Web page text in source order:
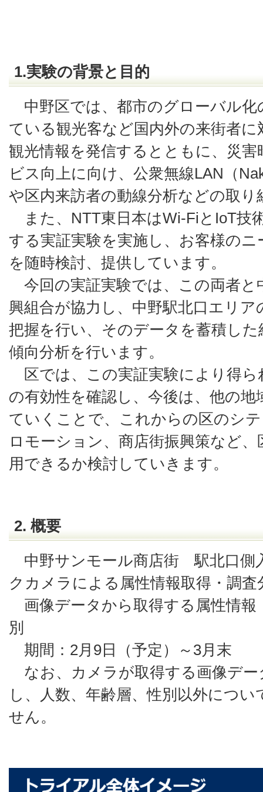
1.実験の背景と目的
中野区では、都市のグローバル化
ている観光客など国内外の来街者
観光情報を発信するとともに、災
ビス向上に向け、公衆無線LAN（
や区内来訪者の動線分析などの取
また、NTT東日本はWi-FiとIoT技
する実証実験を実施し、お客様の
を随時検討、提供しています。
今回の実証実験では、この両者と
興組合が協力し、中野駅北口エリア
把握を行い、そのデータを蓄積し
傾向分析を行います。
区では、この実証実験により得ら
の有効性を確認し、今後は、他の
ていくことで、これからの区のシ
ロモーション、商店街振興策など
用できるか検討していきます。
2. 概要
中野サンモール商店街 駅北口側
クカメラによる属性情報取得・調査
画像データから取得する属性情報
別
期間：2月9日（予定）～3月末
なお、カメラが取得する画像デー
し、人数、年齢層、性別以外につ
せん。